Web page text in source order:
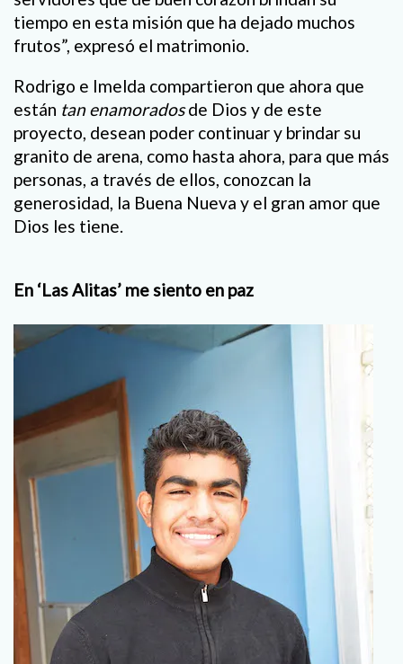
tiempo en esta misión que ha dejado muchos
frutos”, expresó el matrimonio.
Rodrigo e Imelda compartieron que ahora que
están tan enamoradosde Dios y de este
proyecto, desean poder continuar y brindar su
granito de arena, como hasta ahora, para que más
personas, a través de ellos, conozcan la
generosidad, la Buena Nueva y el gran amor que
Dios les tiene.
En ‘Las Alitas’ me siento en paz